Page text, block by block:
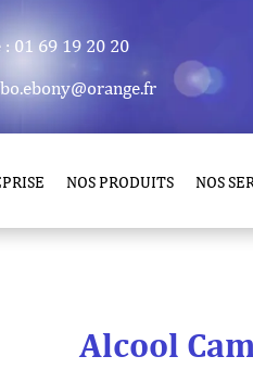
: 01 69 19 20 20
NOS PRODUITS NOS
Alcool